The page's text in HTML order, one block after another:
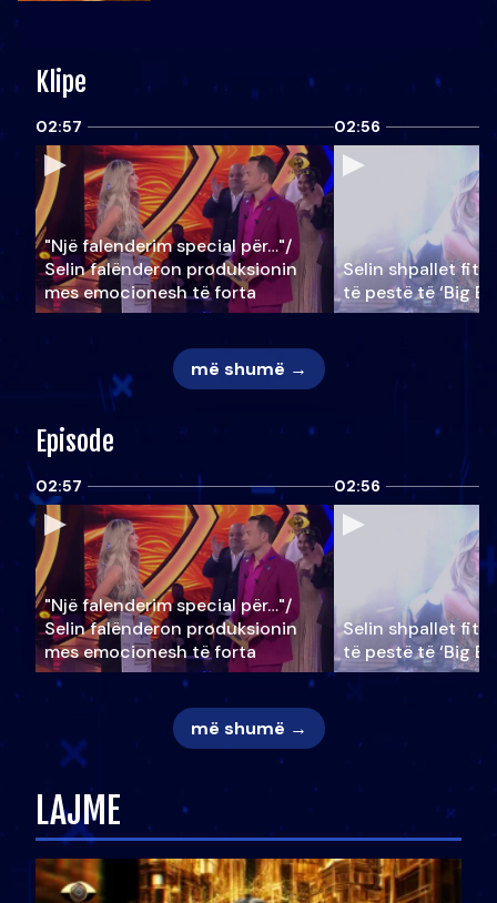
Klipe
02:57
"Një falenderim special për…"/
Selin falënderon produksionin
mes emocionesh të forta
02:56
Selin shpallet
të pestë të ‘Big
më shumë →
Episode
02:57
"Një falenderim special për…"/
Selin falënderon produksionin
mes emocionesh të forta
02:56
Selin shpallet
të pestë të ‘Big
më shumë →
LAJME